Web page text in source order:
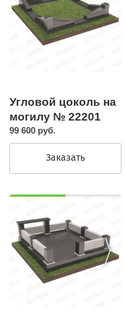
Угловой цоколь на
могилу № 22201
99 600 руб.
Заказать